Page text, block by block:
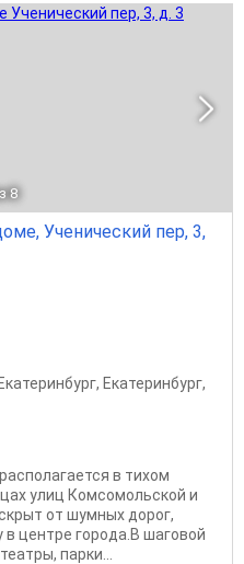
8
Ученический пер, 3,
, Екатеринбург,
в тихом
улиц Комсомольской и
от шумных дорог,
центре города.В шаговой
парки...